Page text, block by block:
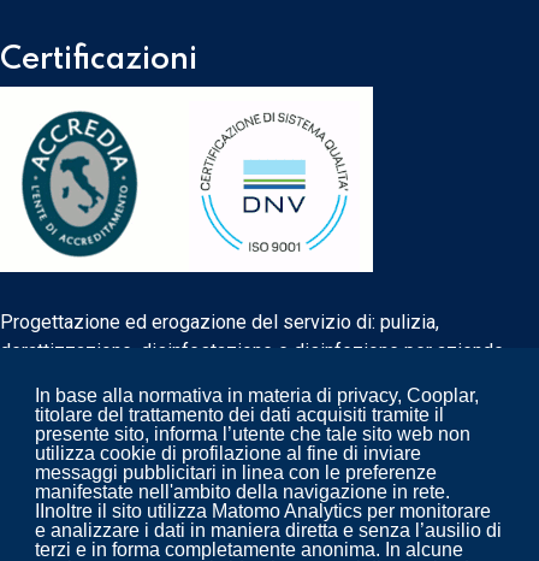
In base alla normativa in materia di privacy, Cooplar,
titolare del trattamento dei dati acquisiti tramite il
presente sito, informa l’utente che tale sito web non
utilizza cookie di profilazione al fine di inviare
messaggi pubblicitari in linea con le preferenze
manifestate nell'ambito della navigazione in rete.
IInoltre il sito utilizza Matomo Analytics per monitorare
e analizzare i dati in maniera diretta e senza l’ausilio di
terzi e in forma completamente anonima. In alcune
Certificazioni
Progettazione ed erogazione del servizio di: pulizia,
derattizzazione, disinfestazione e disinfezione per aziende